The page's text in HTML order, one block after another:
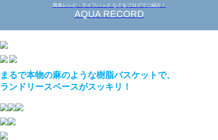
簡単レシピ・ライフハック などをブログでご紹介！
AQUA RECORD
まるで本物の麻のような樹脂バスケットで、
ランドリースペースがスッキリ！